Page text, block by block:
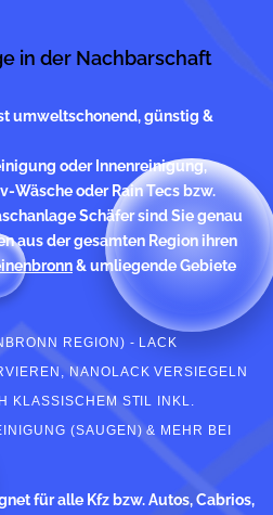
in der Nachbarschaft
umweltschonend, günstig &
oder Innenreinigung,
Wäsche oder Rain Tecs bzw.
Schäfer sind Sie genau
aus der gesamten Region ihren
& umliegende Gebiete
REGION) - LACK
NANOLACK VERSIEGELN
KLASSISCHEM STIL INKL.
(SAUGEN) & MEHR BEI S
für alle Kfz bzw. Autos, Cabrios,